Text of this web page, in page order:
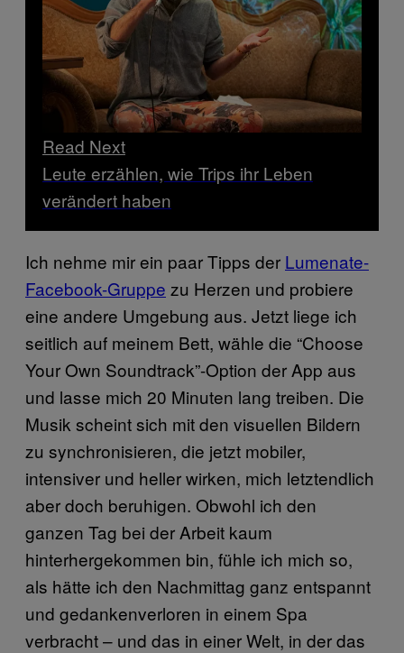
Read Next
Leute erzählen, wie Trips ihr Leben
verändert haben
Ich nehme mir ein paar Tipps der Lumenate-
Facebook-Gruppe zu Herzen und probiere
eine andere Umgebung aus. Jetzt liege ich
seitlich auf meinem Bett, wähle die “Choose
Your Own Soundtrack”-Option der App aus
und lasse mich 20 Minuten lang treiben. Die
Musik scheint sich mit den visuellen Bildern
zu synchronisieren, die jetzt mobiler,
intensiver und heller wirken, mich letztendlich
aber doch beruhigen. Obwohl ich den
ganzen Tag bei der Arbeit kaum
hinterhergekommen bin, fühle ich mich so,
als hätte ich den Nachmittag ganz entspannt
und gedankenverloren in einem Spa
verbracht – und das in einer Welt, in der das